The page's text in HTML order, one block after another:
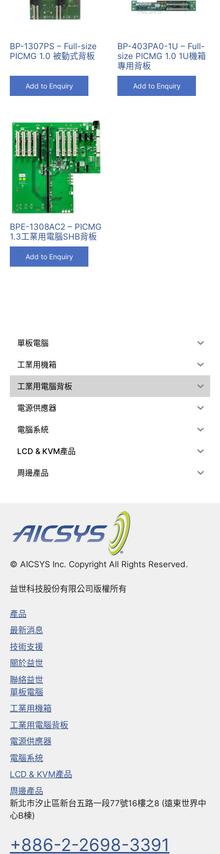
BP-1307PS – Full-size
PICMG 1.0 被動式背板
Add to Enquiry
BP-403PA0-1U – Full-
size PICMG 1.0 1U機箱
專用背板
Add to Enquiry
BPE-1308AC2 – PICMG
1.3工業用電腦SHB背板
Add to Enquiry
單板電腦
工業用機箱
工業用電腦背板
電源供應器
電腦系統
LCD & KVM產品
周邊產品
© AICSYS Inc. Copyright All Rights Reserved.
益世科技股份有限公司版權所有
產品
最新消息
技術支援
關於益世
聯絡益世
單板電腦
工業用機箱
工業用電腦背板
電源供應器
電腦系統
LCD & KVM產品
周邊產品
新北市汐止區新台五路一段77號16樓之8 (遠東世界中
心B棟)
+886-2-2698-3391